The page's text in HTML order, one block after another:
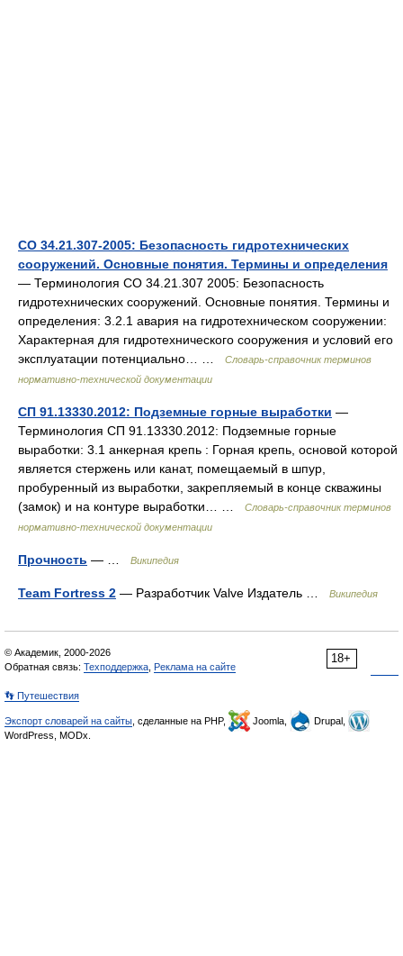
СО 34.21.307-2005: Безопасность гидротехнических
сооружений. Основные понятия. Термины и определения
— Терминология СО 34.21.307 2005: Безопасность
гидротехнических сооружений. Основные понятия. Термины и
определения: 3.2.1 авария на гидротехническом сооружении:
Характерная для гидротехнического сооружения и условий его
эксплуатации потенциально… …
Словарь-справочник терминов
нормативно-технической документации
СП 91.13330.2012: Подземные горные выработки —
Терминология СП 91.13330.2012: Подземные горные
выработки: 3.1 анкерная крепь : Горная крепь, основой которой
является стержень или канат, помещаемый в шпур,
пробуренный из выработки, закрепляемый в конце скважины
(замок) и на контуре выработки… …
Словарь-справочник терминов
нормативно-технической документации
Прочность — … Википедия
Team Fortress 2 — Разработчик Valve Издатель … Википедия
18+
© Академик, 2000-2026
Обратная связь: Техподдержка Реклама на сайте
👣 Путешествия
Экспорт словарей на сайты , сделанные на PHP, Joomla,
Drupal,
WordPress, MODx.